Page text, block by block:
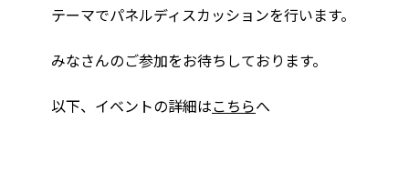
テーマでパネルディスカッションを行います。
みなさんのご参加をお待ちしております。
以下、イベントの詳細はこちらへ